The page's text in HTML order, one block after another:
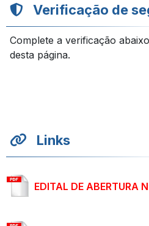
Verificação de
Complete a verificação
desta página.
Links
EDITAL DE ABERTURA